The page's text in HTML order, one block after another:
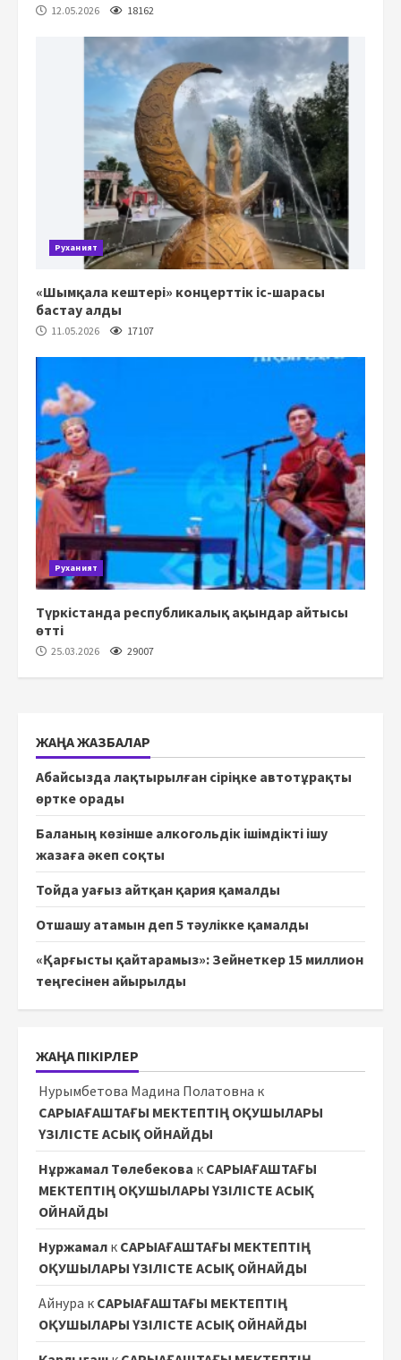
12.05.2026 18162
Руханият
«Шымқала кештері» концерттік іс-шарасы
бастау алды
11.05.2026 17107
Руханият
Түркістанда республикалық ақындар айтысы
өтті
25.03.2026 29007
ЖАҢА ЖАЗБАЛАР
Абайсызда лақтырылған сіріңке автотұрақты
өртке орады
Баланың көзінше алкогольдік ішімдікті ішу
жазаға әкеп соқты
Тойда уағыз айтқан қария қамалды
Отшашу атамын деп 5 тәулікке қамалды
«Қарғысты қайтарамыз»: Зейнеткер 15 миллион
теңгесінен айырылды
ЖАҢА ПІКІРЛЕР
Нурымбетова Мадина Полатовна к
САРЫАҒАШТАҒЫ МЕКТЕПТІҢ ОҚУШЫЛАРЫ
ҮЗІЛІСТЕ АСЫҚ ОЙНАЙДЫ
Нұржамал Төлебекова к САРЫАҒАШТАҒЫ
МЕКТЕПТІҢ ОҚУШЫЛАРЫ ҮЗІЛІСТЕ АСЫҚ
ОЙНАЙДЫ
Нуржамал к САРЫАҒАШТАҒЫ МЕКТЕПТІҢ
ОҚУШЫЛАРЫ ҮЗІЛІСТЕ АСЫҚ ОЙНАЙДЫ
Айнура к САРЫАҒАШТАҒЫ МЕКТЕПТІҢ
ОҚУШЫЛАРЫ ҮЗІЛІСТЕ АСЫҚ ОЙНАЙДЫ